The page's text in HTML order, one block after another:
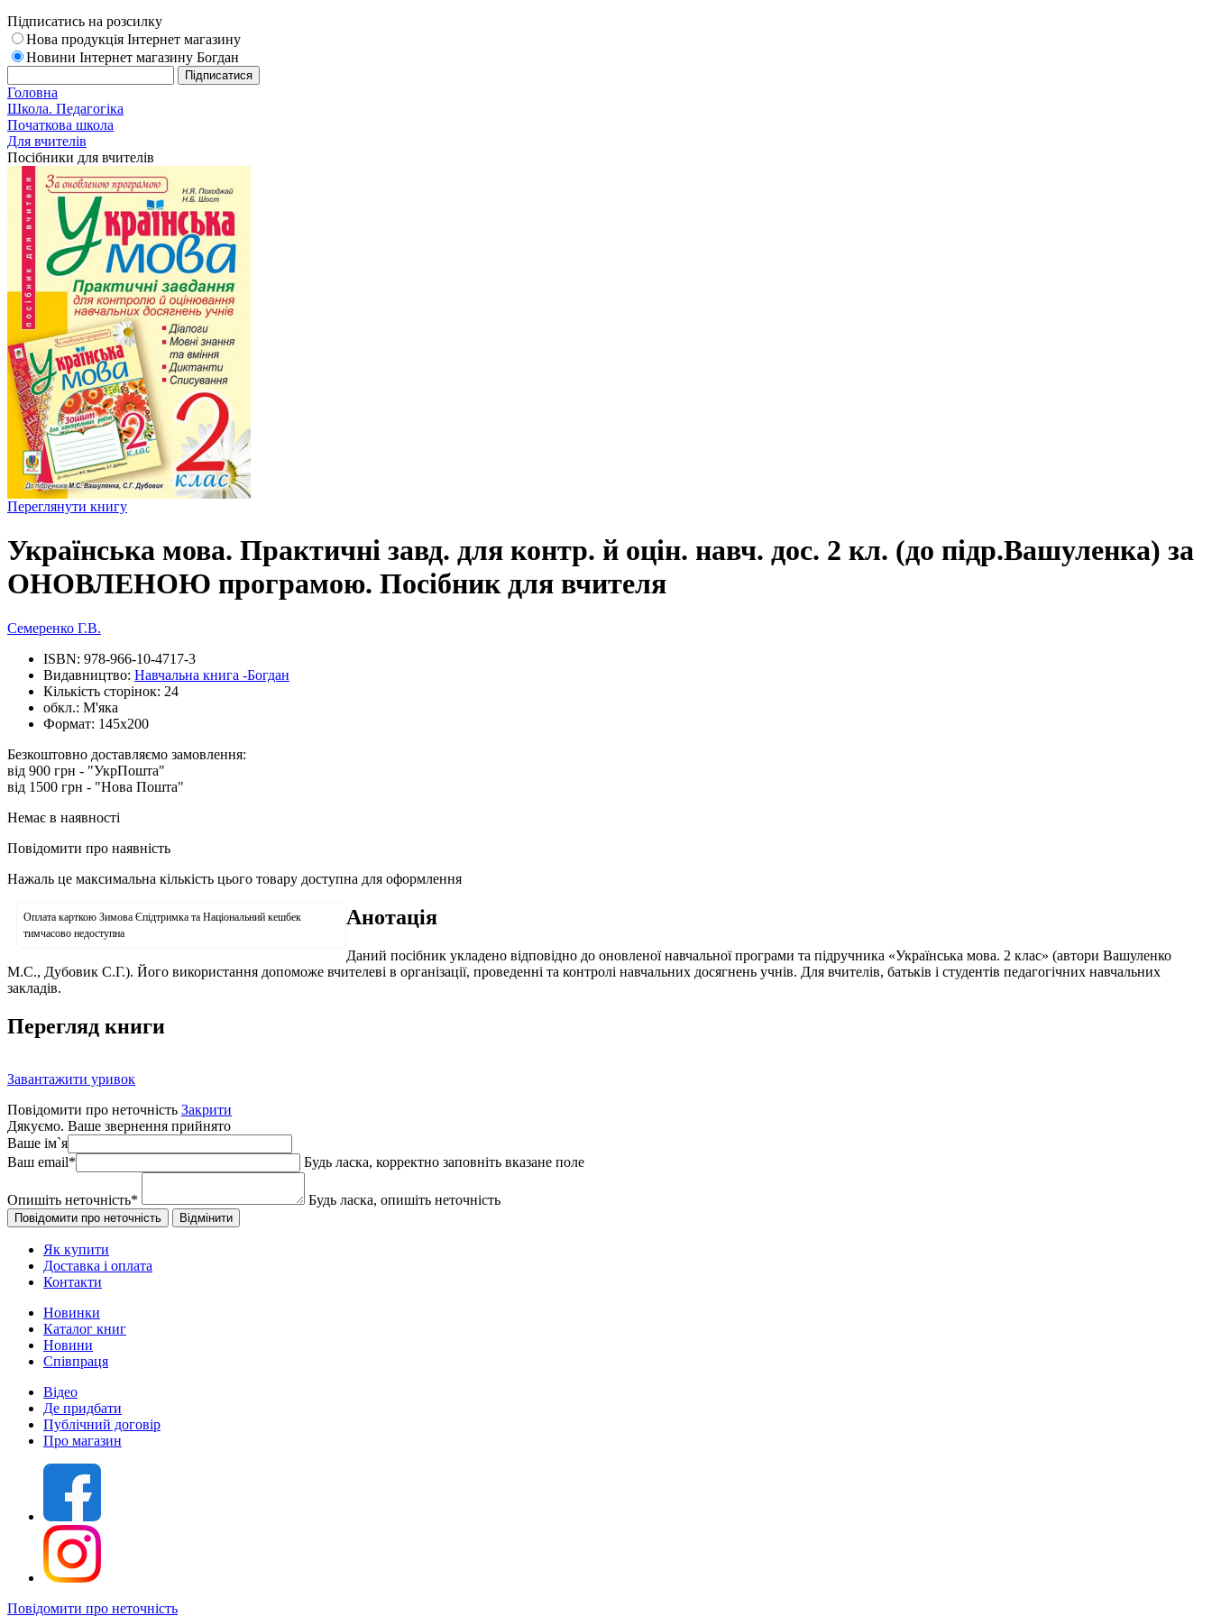
Підписатись на розсилку
Нова продукція Інтернет магазину
Новини Інтернет магазину Богдан
Головна
Школа. Педагогіка
Початкова школа
Для вчителів
Посібники для вчителів
Переглянути книгу
Українська мова. Практичні завд. для контр. й оцін. навч. дос. 2 кл. (до підр.Вашуленка) за
ОНОВЛЕНОЮ програмою. Посібник для вчителя
Семеренко Г.В.
ISBN: 978-966-10-4717-3
Видавництво: Навчальна книга -Богдан
Кількість сторінок: 24
обкл.: М'яка
Формат: 145х200
Безкоштовно доставляємо замовлення:
від 900 грн - "УкрПошта"
від 1500 грн - "Нова Пошта"
Немає в наявності
Повідомити про наявність
Нажаль це максимальна кількість цього товару доступна для оформлення
Оплата карткою Зимова Єпідтримка та Національний кешбек
тимчасово недоступна
Анотація
Даний посібник укладено відповідно до оновленої навчальної програми та підручника «Українська мова. 2 клас» (автори Вашуленко
М.С., Дубовик С.Г.). Його використання допоможе вчителеві в організації, проведенні та контролі навчальних досягнень учнів. Для вчителів, батьків і студентів педагогічних навчальних
закладів.
Перегляд книги
Завантажити уривок
Повідомити про неточність Закрити
Дякуємо. Ваше звернення прийнято
Ваше ім`я
Ваш email* Будь ласка, корректно заповніть вказане поле
Опишіть неточність* Будь ласка, опишіть неточність
Як купити
Доставка і оплата
Контакти
Новинки
Каталог книг
Новини
Співпраця
Відео
Де придбати
Публічний договір
Про магазин
Повідомити про неточність